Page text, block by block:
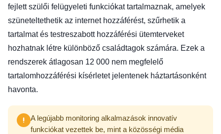
fejlett szülői felügyeleti funkciókat tartalmaznak, amelyek
szüneteltethetik az internet hozzáférést, szűrhetik a
tartalmat és testreszabott hozzáférési ütemterveket
hozhatnak létre különböző családtagok számára. Ezek a
rendszerek átlagosan 12 000 nem megfelelő
tartalomhozzáférési kísérletet jelentenek háztartásonként
havonta.
A legújabb monitoring alkalmazások innovatív
funkciókat vezettek be, mint a közösségi média